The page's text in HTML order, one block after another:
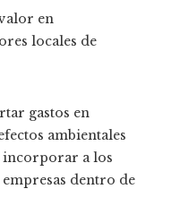
en
locales de
gastos en
ambientales
incorporar a los
dentro de